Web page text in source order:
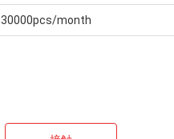
30000pcs/month